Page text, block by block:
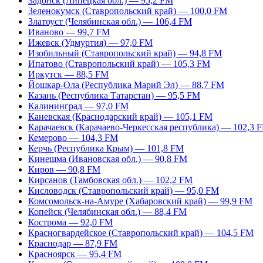
Зеленокумск (Ставропольский край) — 100,0 FM
Златоуст (Челябинская обл.) — 106,4 FM
Иваново — 99,7 FM
Ижевск (Удмуртия) — 97,0 FM
Изобильный (Ставропольский край) — 94,8 FM
Ипатово (Ставропольский край) — 105,3 FM
Иркутск — 88,5 FM
Йошкар-Ола (Республика Марий Эл) — 88,7 FM
Казань (Республика Татарстан) — 95,5 FM
Калининград — 97,0 FM
Каневская (Краснодарский край) — 105,1 FM
Карачаевск (Карачаево-Черкесская республика) — 102,3
Кемерово — 104,3 FM
Керчь (Республика Крым) — 101,8 FM
Кинешма (Ивановская обл.) — 90,8 FM
Киров — 90,8 FM
Кирсанов (Тамбовская обл.) — 102,2 FM
Кисловодск (Ставропольский край) — 95,0 FM
Комсомольск-на-Амуре (Хабаровский край) — 99,9 FM
Копейск (Челябинская обл.) — 88,4 FM
Кострома — 92,0 FM
Красногвардейское (Ставропольский край) — 104,5 FM
Краснодар — 87,9 FM
Красноярск — 95,4 FM